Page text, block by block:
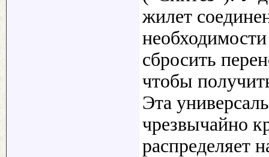
жилет
сбросить
чтобы
Эта
чрезвычайно
распределяет